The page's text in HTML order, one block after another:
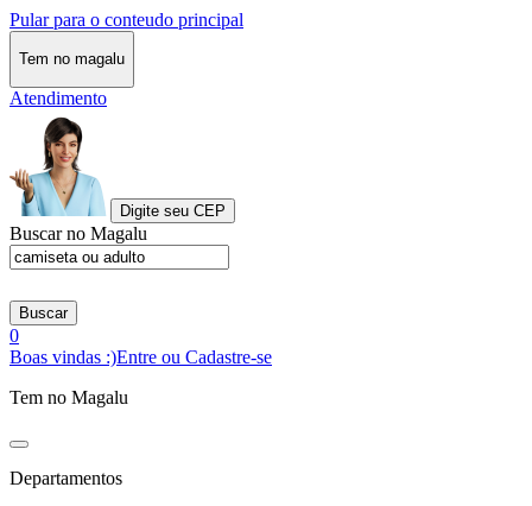
Pular para o conteudo principal
Tem no magalu
Atendimento
Digite seu CEP
Buscar no Magalu
Buscar
0
Boas vindas :)Entre ou Cadastre-se
Tem no Magalu
Departamentos